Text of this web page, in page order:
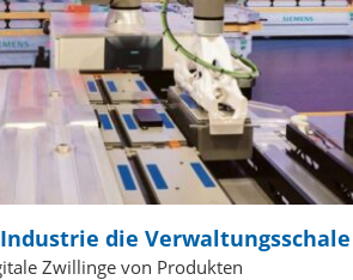
die Verwaltungsschale
Zwillinge von Produkten